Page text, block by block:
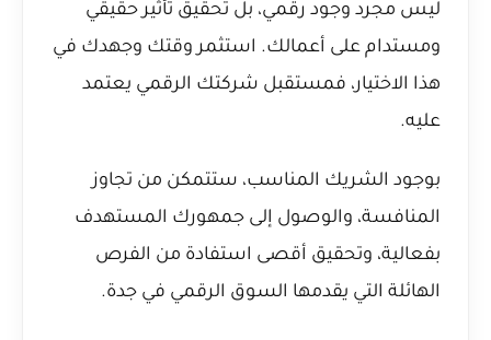
ليس مجرد وجود رقمي، بل تحقيق تأثير حقيقي
ومستدام على أعمالك. استثمر وقتك وجهدك في
هذا الاختيار، فمستقبل شركتك الرقمي يعتمد
عليه.
بوجود الشريك المناسب، ستتمكن من تجاوز
المنافسة، والوصول إلى جمهورك المستهدف
بفعالية، وتحقيق أقصى استفادة من الفرص
الهائلة التي يقدمها السوق الرقمي في جدة.